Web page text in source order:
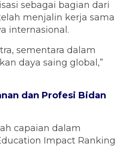
sebagai bagian dari
menjalin kerja sama
internasional.
sementara dalam
daya saing global,”
dan Profesi Bidan
capaian dalam
Impact Ranking